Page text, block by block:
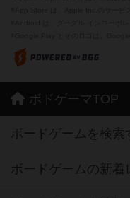
ボドゲーマTOP
ボードゲームを検索
ボードゲームの新着